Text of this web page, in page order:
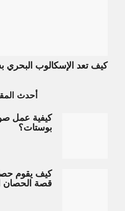
كيف تعد الإسكالوب البحري
أحدث
بوستات؟
كيف يقوم
قصة الحصان